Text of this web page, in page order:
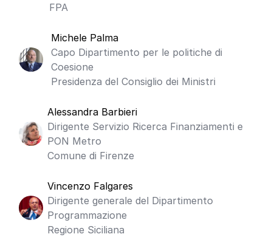
FPA
Michele Palma
Capo Dipartimento per le politiche di
Coesione
Presidenza del Consiglio dei Ministri
Alessandra Barbieri
Dirigente Servizio Ricerca Finanziamenti e
PON Metro
Comune di Firenze
Vincenzo Falgares
Dirigente generale del Dipartimento
Programmazione
Regione Siciliana